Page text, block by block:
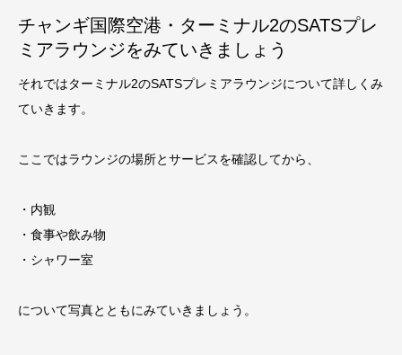
チャンギ国際空港・ターミナル2のSATSプレ
ミアラウンジをみていきましょう
それではターミナル2のSATSプレミアラウンジについて詳しくみ
ていきます。
ここではラウンジの場所とサービスを確認してから、
・内観
・食事や飲み物
・シャワー室
について写真とともにみていきましょう。